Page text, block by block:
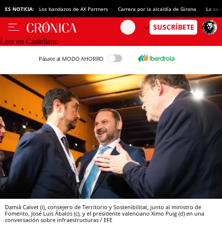
ES NOTICIA: Los bandazos de AX Partners Carrera por la alcaldía de Girona La
Leer en Castellano
Pásate al MODO AHORRO
Damià Calvet (i), consejero de Territorio y Sostenibilitat, junto al ministro de
Fomento, José Luis Ábalos (c), y el presidente valenciano Ximo Puig (d) en una
conversación sobre infraestructuras / EFE